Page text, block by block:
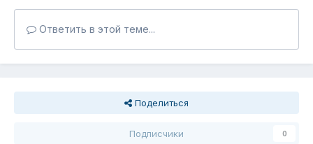
Ответить в этой теме...
Поделиться
Подписчики 0